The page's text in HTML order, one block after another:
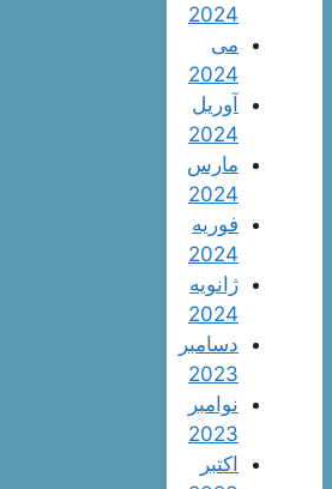
2024
می
2024
آوریل
2024
مارس
2024
فوریه
2024
ژانویه
2024
دسامبر
2023
نوامبر
2023
اکتبر